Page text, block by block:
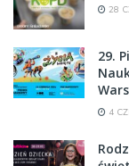
28
29.
4